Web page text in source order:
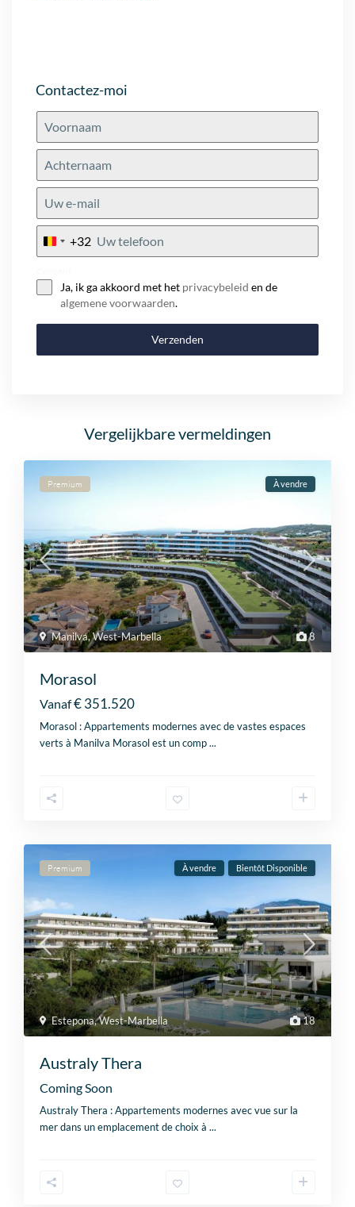
Contactez-moi
Belgium
+32
Ja, ik ga akkoord met het privacybeleid en de
algemene voorwaarden.
Verzenden
Vergelijkbare vermeldingen
8
Manilva,West-Marbella
Premium À vendre
Morasol
Vanaf€ 351.520
Morasol : Appartements modernes avec de vastes espaces
verts à Manilva Morasol est un comp...
18
Estepona,West-Marbella
Premium À vendre Bientôt Disponible
Australy Thera
Coming Soon
Australy Thera : Appartements modernes avec vue sur la
mer dans un emplacement de choix à...